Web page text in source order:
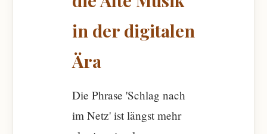
in der digitalen
Ära
Die Phrase 'Schlag nach
im Netz' ist längst mehr